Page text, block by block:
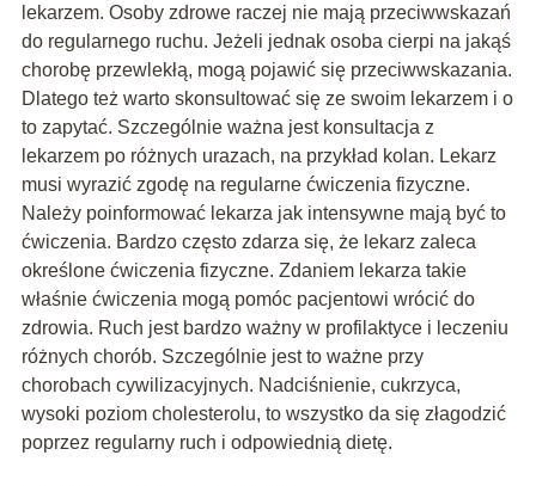
lekarzem. Osoby zdrowe raczej nie mają przeciwwskazań
do regularnego ruchu. Jeżeli jednak osoba cierpi na jakąś
chorobę przewlekłą, mogą pojawić się przeciwwskazania.
Dlatego też warto skonsultować się ze swoim lekarzem i o
to zapytać. Szczególnie ważna jest konsultacja z
lekarzem po różnych urazach, na przykład kolan. Lekarz
musi wyrazić zgodę na regularne ćwiczenia fizyczne.
Należy poinformować lekarza jak intensywne mają być to
ćwiczenia. Bardzo często zdarza się, że lekarz zaleca
określone ćwiczenia fizyczne. Zdaniem lekarza takie
właśnie ćwiczenia mogą pomóc pacjentowi wrócić do
zdrowia. Ruch jest bardzo ważny w profilaktyce i leczeniu
różnych chorób. Szczególnie jest to ważne przy
chorobach cywilizacyjnych. Nadciśnienie, cukrzyca,
wysoki poziom cholesterolu, to wszystko da się złagodzić
poprzez regularny ruch i odpowiednią dietę.